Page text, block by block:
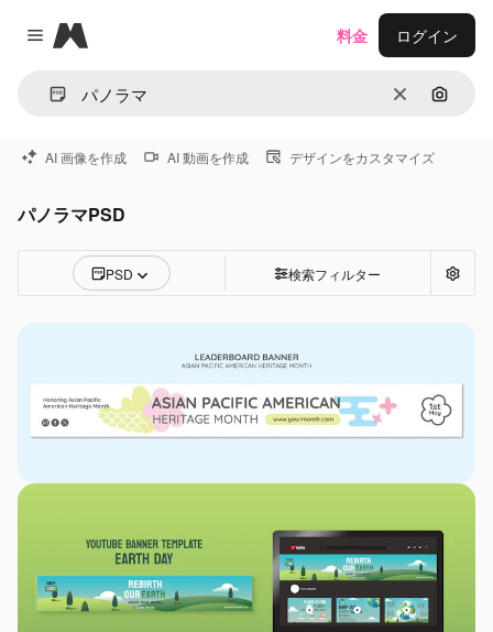
Close menu
Magnific
消去 画像で
料金 ログイン
AI 画像を作成 AI 動画を作成 デザインをカスタマイズ
パノラマPSD
PSD 検索フィルター